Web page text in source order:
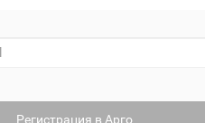
Регистрация в Арго